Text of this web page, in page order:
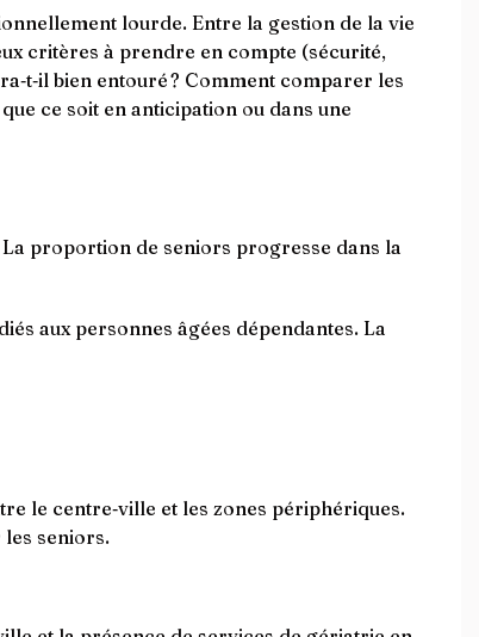
lourde. Entre la gestion de la vie
critères à prendre en compte (sécurité,
bien entouré ? Comment comparer les
ce soit en anticipation ou dans une
La proportion de seniors progresse dans la
aux personnes âgées dépendantes. La
le centre‑ville et les zones périphériques.
les seniors.